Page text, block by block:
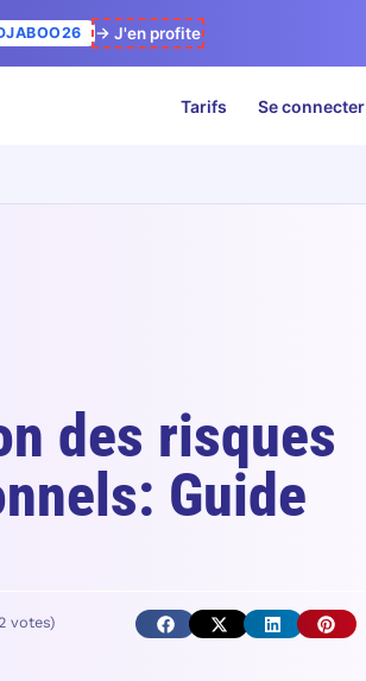
→ J'en profite
Tarifs Se connecter
des risques
Guide
votes)